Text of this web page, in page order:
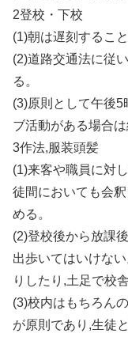
2登校・下校
(1)朝は遅刻するこ
(2)道路交通法に従
る。
(3)原則として午後
ブ活動がある場合
3作法,服装頭髪
(1)来客や職員に対
徒間においても会
める。
(2)登校後から放課
出歩いてはいけな
りしたり,土足で校
(3)校内はもちろん
が原則であり,生徒